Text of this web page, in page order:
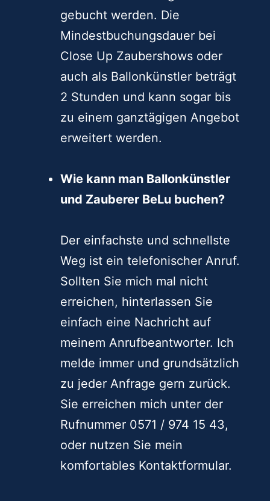
gebucht werden. Die
Mindestbuchungsdauer bei
Close Up Zaubershows oder
auch als Ballonkünstler beträgt
2 Stunden und kann sogar bis
zu einem ganztägigen Angebot
erweitert werden.
Wie kann man Ballonkünstler
und Zauberer BeLu buchen?
Der einfachste und schnellste
Weg ist ein telefonischer Anruf.
Sollten Sie mich mal nicht
erreichen, hinterlassen Sie
einfach eine Nachricht auf
meinem Anrufbeantworter. Ich
melde immer und grundsätzlich
zu jeder Anfrage gern zurück.
Sie erreichen mich unter der
Rufnummer 0571 / 974 15 43,
oder nutzen Sie mein
komfortables Kontaktformular.